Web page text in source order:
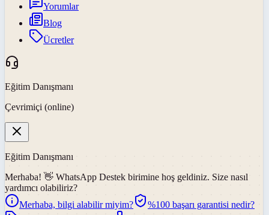
Yorumlar
Blog
Ücretler
Eğitim Danışmanı
Çevrimiçi (online)
Eğitim Danışmanı
Merhaba! 👋 WhatsApp Destek birimine hoş geldiniz. Size nasıl
yardımcı olabiliriz?
Merhaba, bilgi alabilir miyim?
%100 başarı garantisi nedir?